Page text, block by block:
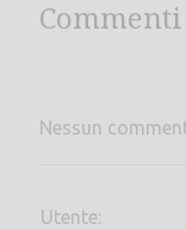
Nessun
Utente: